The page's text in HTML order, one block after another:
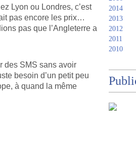
Lyon ou Londres, c’est
pas encore les prix…
pas que l’Angleterre a
des SMS sans avoir
besoin d’un petit peu
à quand la même
2014
2013
2012
2011
2010